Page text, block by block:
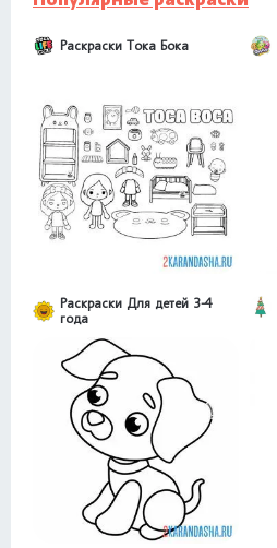
Раскраски Тока Бока
Раскраски Для детей 3-4
года